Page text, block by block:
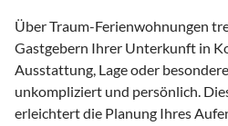
Über Traum-Ferienwohnungen
Gastgebern Ihrer Unterkunft in
Ausstattung, Lage oder
unkompliziert und persönlich.
erleichtert die Planung Ihres